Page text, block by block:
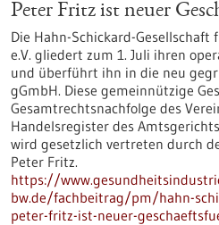
Peter Fritz ist neuer
Die Hahn-Schickard-
e.V. gliedert zum 1. Juli ihren
und überführt ihn in die neu
gGmbH. Diese gemeinnützige
Gesamtrechtsnachfolge des
Handelsregister des
wird gesetzlich vertreten durch
Peter Fritz.
https://
bw.de/fachbeitrag/pm/hahn-
peter-fritz-ist-neuer-